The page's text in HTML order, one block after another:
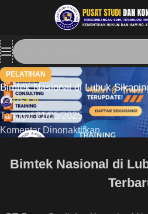
PELATIHAN
Bimtek Nasional di Lubuk
PSKN
Tanggal 21/05/2025
Komentar Dinonaktifkan
Bimtek Nasional di